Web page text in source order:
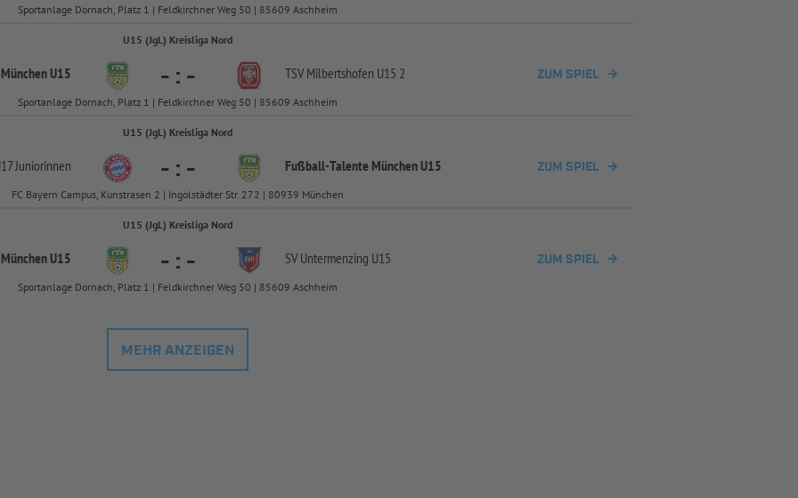
Sportanlage Dornach, Platz 1 | Feldkirchner Weg 50 | 85609 Aschheim
U15 (JgL) Kreisliga Nord
U15 - : - TSV Milbertshofen U15 2 ZUM SPIEL
Sportanlage Dornach, Platz 1 | Feldkirchner Weg 50 | 85609 Aschheim
U15 (JgL) Kreisliga Nord
Juniorinnen - : - Fußball-Talente München U15 ZUM SPIEL
FC Bayern Campus, Kunstrasen 2 | Ingolstädter Str. 272 | 80939 München
U15 (JgL) Kreisliga Nord
U15 - : - SV Untermenzing U15 ZUM SPIEL
Sportanlage Dornach, Platz 1 | Feldkirchner Weg 50 | 85609 Aschheim
MEHR ANZEIGEN